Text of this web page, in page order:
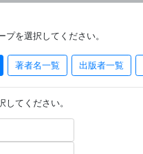
を選択してください。
著者名一覧 出版者一覧
てください。